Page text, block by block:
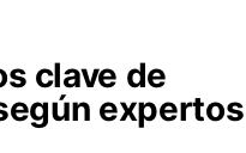
clave de
según expertos